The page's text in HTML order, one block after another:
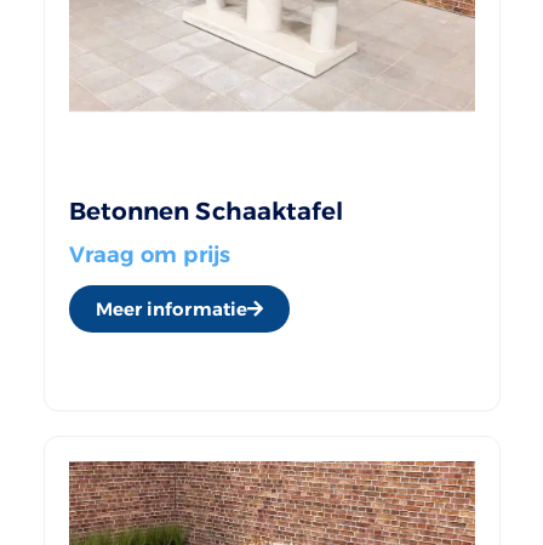
Betonnen Schaaktafel
Vraag om prijs
Meer informatie